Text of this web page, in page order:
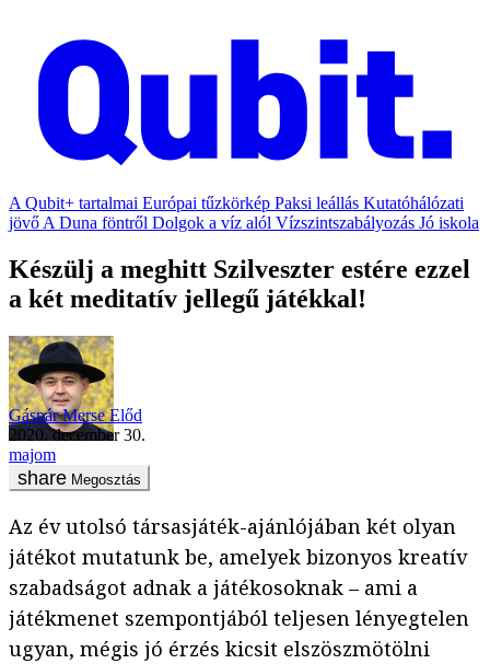
A Qubit+ tartalmai Európai tűzkörkép Paksi leállás Kutatóhálózati
jövő A Duna föntről Dolgok a víz alól Vízszintszabályozás Jó iskola
Készülj a meghitt Szilveszter estére ezzel
a két meditatív jellegű játékkal!
Gáspár Merse Előd
2020. december 30.
majom
Megosztás
Az év utolsó társasjáték-ajánlójában két olyan
játékot mutatunk be, amelyek bizonyos kreatív
szabadságot adnak a játékosoknak – ami a
játékmenet szempontjából teljesen lényegtelen
ugyan, mégis jó érzés kicsit elszöszmötölni